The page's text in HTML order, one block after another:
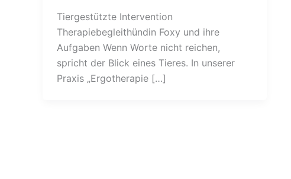
Tiergestützte Intervention
Therapiebegleithündin Foxy und ihre
Aufgaben Wenn Worte nicht reichen,
spricht der Blick eines Tieres. In unserer
Praxis „Ergotherapie […]